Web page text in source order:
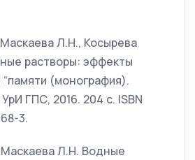
Л.Н., Косырева
растворы: эффекты
“памяти (монография).
ГПС, 2016. 204 с. ISBN
3.
Л.Н. Водные